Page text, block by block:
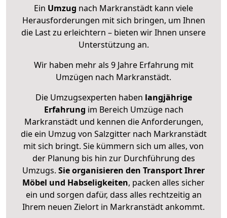
Ein Umzug nach Markranstädt kann viele
Herausforderungen mit sich bringen, um Ihnen
die Last zu erleichtern – bieten wir Ihnen unsere
Unterstützung an.
Wir haben mehr als 9 Jahre Erfahrung mit
Umzügen nach Markranstädt.
Die Umzugsexperten haben langjährige
Erfahrung im Bereich Umzüge nach
Markranstädt und kennen die Anforderungen,
die ein Umzug von Salzgitter nach Markranstädt
mit sich bringt. Sie kümmern sich um alles, von
der Planung bis hin zur Durchführung des
Umzugs. Sie organisieren den Transport Ihrer
Möbel und Habseligkeiten, packen alles sicher
ein und sorgen dafür, dass alles rechtzeitig an
Ihrem neuen Zielort in Markranstädt ankommt.